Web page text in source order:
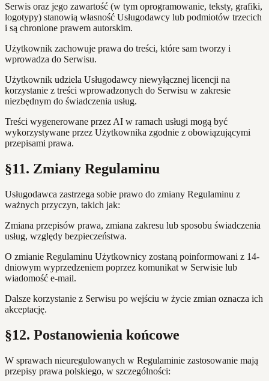
Serwis oraz jego zawartość (w tym oprogramowanie, teksty, grafiki,
logotypy) stanowią własność Usługodawcy lub podmiotów trzecich
i są chronione prawem autorskim.
Użytkownik zachowuje prawa do treści, które sam tworzy i
wprowadza do Serwisu.
Użytkownik udziela Usługodawcy niewyłącznej licencji na
korzystanie z treści wprowadzonych do Serwisu w zakresie
niezbędnym do świadczenia usług.
Treści wygenerowane przez AI w ramach usługi mogą być
wykorzystywane przez Użytkownika zgodnie z obowiązującymi
przepisami prawa.
§11. Zmiany Regulaminu
Usługodawca zastrzega sobie prawo do zmiany Regulaminu z
ważnych przyczyn, takich jak:
Zmiana przepisów prawa, zmiana zakresu lub sposobu świadczenia
usług, względy bezpieczeństwa.
O zmianie Regulaminu Użytkownicy zostaną poinformowani z 14-
dniowym wyprzedzeniem poprzez komunikat w Serwisie lub
wiadomość e-mail.
Dalsze korzystanie z Serwisu po wejściu w życie zmian oznacza ich
akceptację.
§12. Postanowienia końcowe
W sprawach nieuregulowanych w Regulaminie zastosowanie mają
przepisy prawa polskiego, w szczególności: